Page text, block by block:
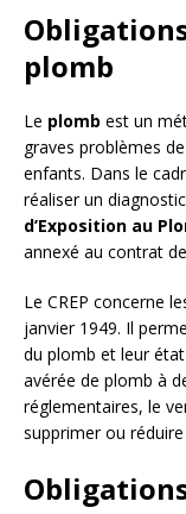
plomb
Le plomb est un
graves problèmes
enfants. Dans le
réaliser un
d’Exposition au
annexé au contrat
Le CREP concerne
janvier 1949. Il
du plomb et leur
avérée de plomb à
réglementaires, le
supprimer ou